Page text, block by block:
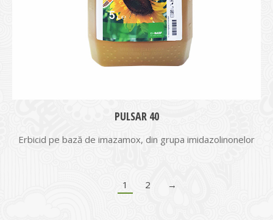
PULSAR 40
Erbicid pe bază de imazamox, din grupa imidazolinonelor
1 2 →